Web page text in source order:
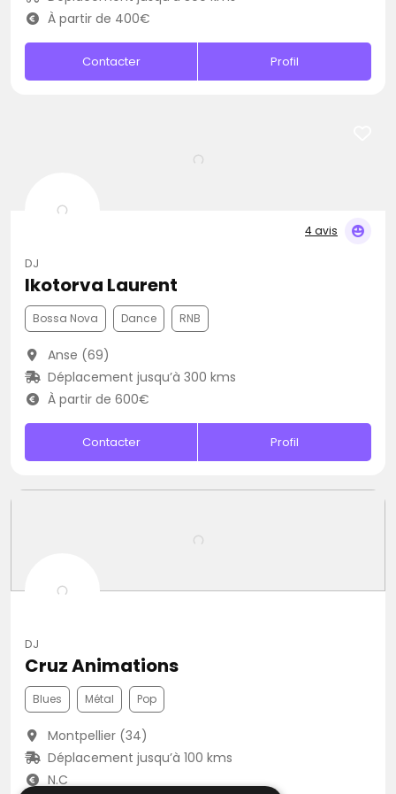
À partir de 400€
Contacter Profil
4 avis
DJ
Ikotorva Laurent
Bossa Nova Dance RNB
Anse (69)
Déplacement jusqu’à 300 kms
À partir de 600€
Contacter Profil
DJ
Cruz Animations
Blues Métal Pop
Montpellier (34)
Déplacement jusqu’à 100 kms
N.C